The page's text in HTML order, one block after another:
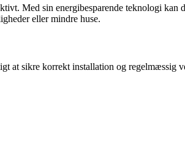
Med sin energibesparende teknologi
eller mindre huse.
at sikre korrekt installation og regelmæssig